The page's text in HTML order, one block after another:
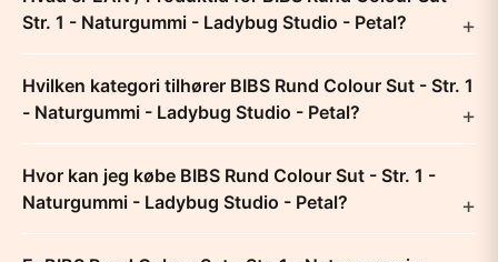
Str. 1 - Naturgummi - Ladybug Studio - Petal?
Hvilken kategori tilhører BIBS Rund Colour Sut - Str. 1
- Naturgummi - Ladybug Studio - Petal?
Hvor kan jeg købe BIBS Rund Colour Sut - Str. 1 -
Naturgummi - Ladybug Studio - Petal?